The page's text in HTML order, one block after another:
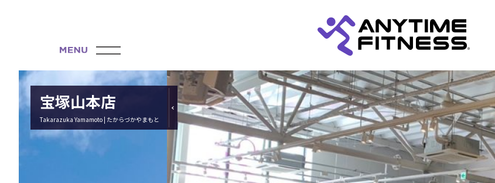
宝塚山本店
Takarazuka Yamamoto | たからづかやまもと